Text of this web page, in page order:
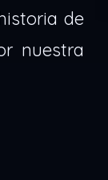
de
nuestra